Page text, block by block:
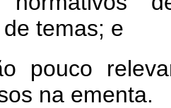
temas; e
pouco
na ementa.